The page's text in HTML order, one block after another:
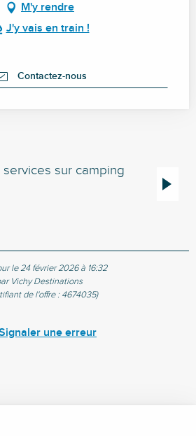
M'y rendre
J'y vais en train !
Contactez-nous
sur camping
le 24 février 2026 à 16:32
Vichy Destinations
de l'offre :4674035)
une erreur